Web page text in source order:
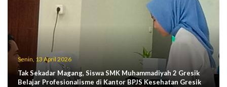
Senin, 13 April 2026
Tak Sekadar Magang, Siswa SMK Muhammadiyah 2 Gresik
Belajar Profesionalisme di Kantor BPJS Kesehatan Gresik